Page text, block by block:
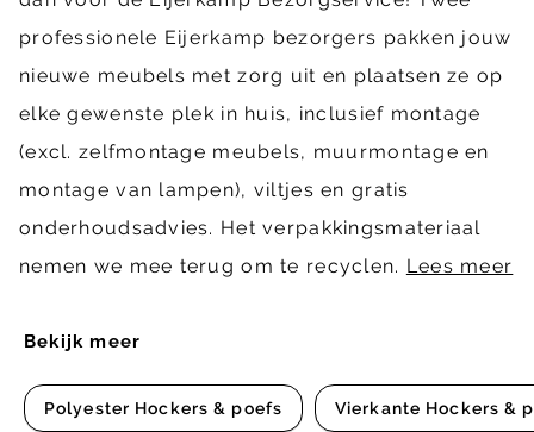
Bekijk meer
Polyester Hockers & poefs Vierkante Hockers &
professionele Eijerkamp bezorgers pakken jouw
nieuwe meubels met zorg uit en plaatsen ze op
elke gewenste plek in huis, inclusief montage
(excl. zelfmontage meubels, muurmontage en
montage van lampen), viltjes en gratis
onderhoudsadvies. Het verpakkingsmateriaal
nemen we mee terug om te recyclen. Lees meer